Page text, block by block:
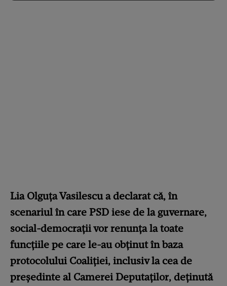
Lia Olguţa Vasilescu a declarat că, în
scenariul în care PSD iese de la guvernare,
social-democraţii vor renunţa la toate
funcţiile pe care le-au obţinut în baza
protocolului Coaliţiei, inclusiv la cea de
preşedinte al Camerei Deputaţilor, deţinută